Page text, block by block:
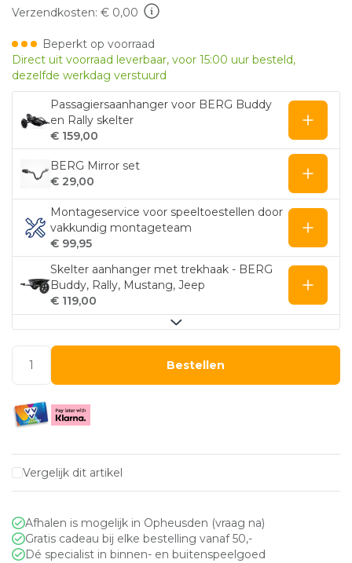
Verzendkosten: € 0,00
Beperkt op voorraad
Direct uit voorraad leverbaar, voor 15:00 uur besteld,
dezelfde werkdag verstuurd
Passagiersaanhanger voor BERG Buddy
en Rally skelter
€ 159,00
BERG Mirror set
€ 29,00
Montageservice voor speeltoestellen door
vakkundig montageteam
€ 99,95
Skelter aanhanger met trekhaak - BERG
Buddy, Rally, Mustang, Jeep
€ 119,00
Bestellen
Vergelijk dit artikel
Afhalen is mogelijk in Opheusden (vraag na)
Gratis cadeau bij elke bestelling vanaf 50,-
Dé specialist in binnen- en buitenspeelgoed